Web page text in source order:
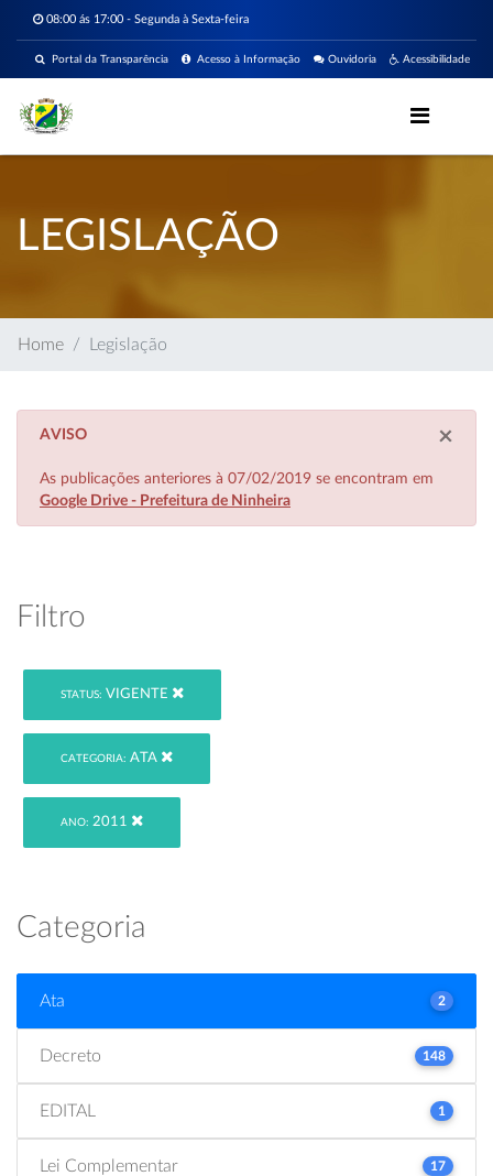
08:00 ás 17:00 - Segunda à Sexta-feira
Acessibilidade
Ouvidoria
Acesso à Informação
Portal da Transparência
LEGISLAÇÃO
Home Legislação
×
AVISO
As publicações anteriores à 07/02/2019 se encontram em
Google Drive - Prefeitura de Ninheira
Filtro
STATUS: VIGENTE
CATEGORIA: ATA
ANO: 2011
Categoria
Ata 2
Decreto 148
EDITAL 1
Lei Complementar 17